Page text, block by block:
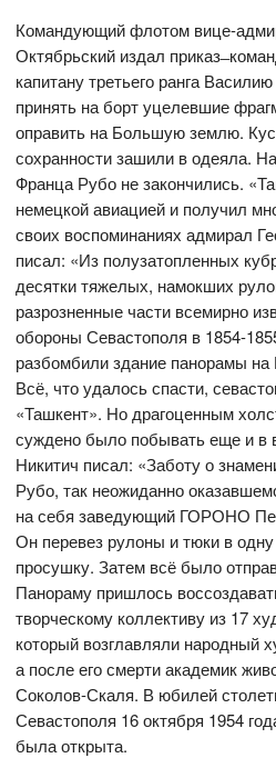
Командующий флотом вице-
Октябрьский издал приказ
капитану третьего ранга
принять на борт уцелевшие
оправить на Большую землю.
сохранности зашили в одеяла.
Франца Рубо не закончились.
немецкой авиацией и получил
своих воспоминаниях адмирал
писал: «Из полузатопленных
десятки тяжелых, намокших
разрозненные части всемирно
обороны Севастополя в 1854-
разбомбили здание панорамы
Всё, что удалось спасти,
«Ташкент». Но драгоценным
суждено было побывать еще и в
Никитич писал: «Заботу о
Рубо, так неожиданно
на себя заведующий ГОРОНО
Он перевез рулоны и тюки в
просушку. Затем всё было
Панораму пришлось
творческому коллективу из 17
который возглавляли народный
а после его смерти академик
Соколов-Скаля. В юбилей
Севастополя 16 октября 1954
была открыта.